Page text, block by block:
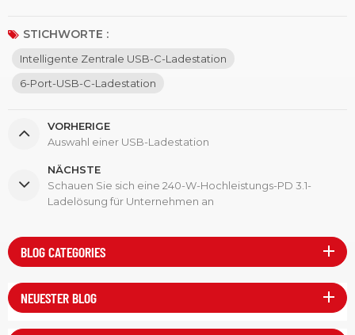
STICHWORTE :
Intelligente Zentrale USB-C-Ladestation
6-Port-USB-C-Ladestation
VORHERIGE
Auswahl einer USB-Ladestation
NÄCHSTE
Schauen Sie sich eine 240-W-Hochleistungs-PD 3.1-
Ladelösung für Unternehmen an
BLOG CATEGORIES
NEUESTER BLOG